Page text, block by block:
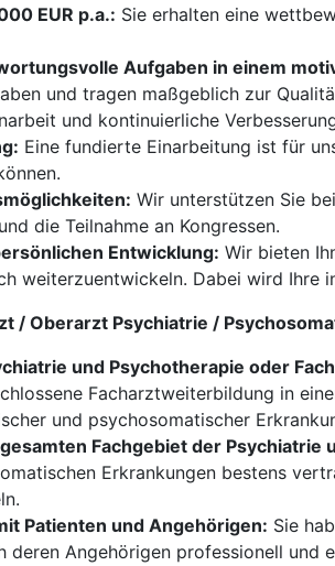
EUR p.a.: Sie erhalten eine
Aufgaben in einem
und tragen maßgeblich zur
und kontinuierliche
Eine fundierte Einarbeitung ist für
Wir unterstützen Sie
die Teilnahme an Kongressen.
Entwicklung: Wir bieten
weiterzuentwickeln. Dabei wird Ihre
/ Oberarzt Psychiatrie /
und Psychotherapie oder
Facharztweiterbildung in
und psychosomatischer
Fachgebiet der Psychiatrie
Erkrankungen bestens
Patienten und Angehörigen: Sie
deren Angehörigen professionell und